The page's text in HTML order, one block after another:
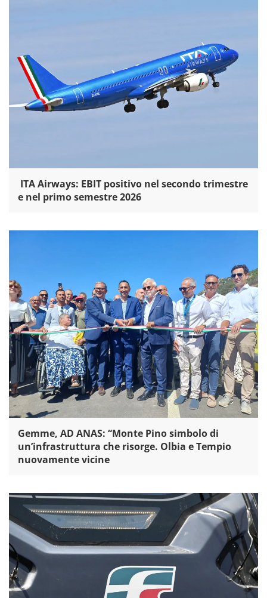
ITA Airways: EBIT positivo nel secondo trimestre
e nel primo semestre 2026
Gemme, AD ANAS: “Monte Pino simbolo di
un’infrastruttura che risorge. Olbia e Tempio
nuovamente vicine